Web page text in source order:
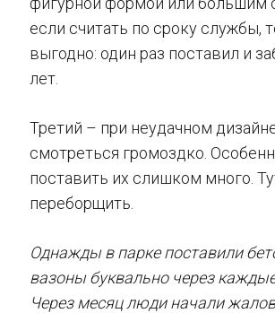
если считать по сроку службы,
выгодно: один раз поставил и
лет.
Третий – при неудачном
смотреться громоздко.
поставить их слишком много.
переборщить.
Однажды в парке поставили
вазоны буквально через
Через месяц люди начали